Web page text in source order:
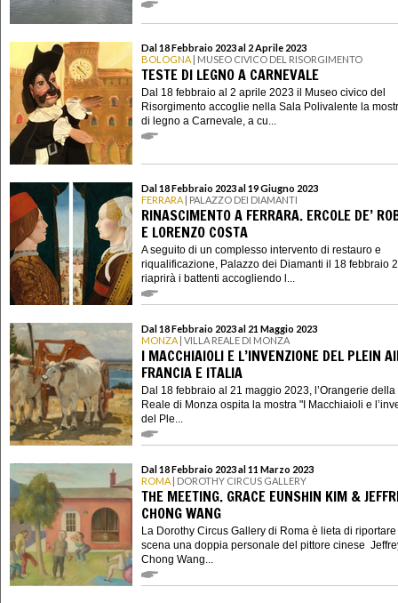
Dal 18 Febbraio 2023 al 2 Aprile 2023
BOLOGNA | MUSEO CIVICO DEL RISORGIMENTO
TESTE DI LEGNO A CARNEVALE
Dal 18 febbraio al 2 aprile 2023 il Museo civico del
Risorgimento accoglie nella Sala Polivalente la
di legno a Carnevale, a cu...
Dal 18 Febbraio 2023 al 19 Giugno 2023
FERRARA | PALAZZO DEI DIAMANTI
RINASCIMENTO A FERRARA. ERCOLE DE’
E LORENZO COSTA
A seguito di un complesso intervento di restauro e
riqualificazione, Palazzo dei Diamanti il 18 febbraio
riaprirà i battenti accogliendo l...
Dal 18 Febbraio 2023 al 21 Maggio 2023
MONZA | VILLA REALE DI MONZA
I MACCHIAIOLI E L’INVENZIONE DEL PLEIN
FRANCIA E ITALIA
Dal 18 febbraio al 21 maggio 2023, l’Orangerie
Reale di Monza ospita la mostra "I Macchiaioli e
del Ple...
Dal 18 Febbraio 2023 al 11 Marzo 2023
ROMA | DOROTHY CIRCUS GALLERY
THE MEETING. GRACE EUNSHIN KIM &
CHONG WANG
La Dorothy Circus Gallery di Roma è lieta di
scena una doppia personale del pittore cinese
Chong Wang...